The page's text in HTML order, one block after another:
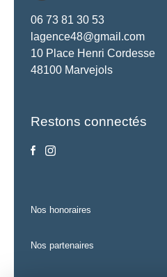
06 73 81 30 53
lagence48@gmail.com
10 Place Henri Cordesse
48100 Marvejols
Restons connectés
nos honoraires
nos partenaires